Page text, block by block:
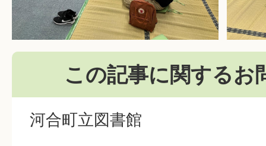
この記事に関するお
河合町立図書館